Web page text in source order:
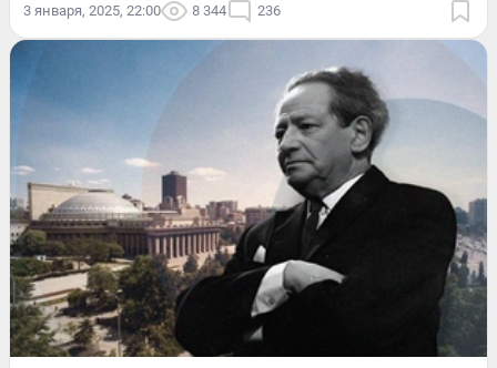
3 января, 2025, 22:00 8 344 236